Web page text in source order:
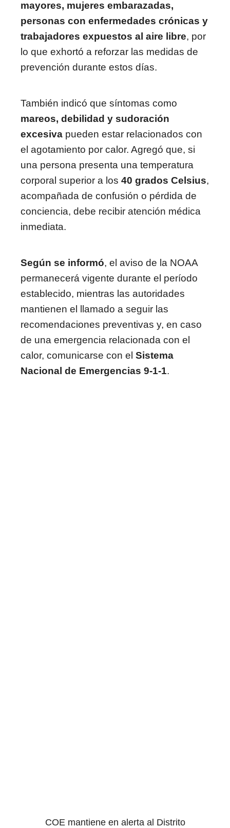
mayores, mujeres embarazadas,
personas con enfermedades crónicas y
trabajadores expuestos al aire libre, por
lo que exhortó a reforzar las medidas de
prevención durante estos días.
También indicó que síntomas como
mareos, debilidad y sudoración
excesiva pueden estar relacionados con
el agotamiento por calor. Agregó que, si
una persona presenta una temperatura
corporal superior a los 40 grados Celsius,
acompañada de confusión o pérdida de
conciencia, debe recibir atención médica
inmediata.
Según se informó, el aviso de la NOAA
permanecerá vigente durante el período
establecido, mientras las autoridades
mantienen el llamado a seguir las
recomendaciones preventivas y, en caso
de una emergencia relacionada con el
calor, comunicarse con el Sistema
Nacional de Emergencias 9-1-1.
COE mantiene en alerta al Distrito